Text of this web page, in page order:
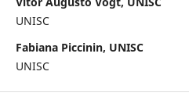
UNISC
Fabiana Piccinin, UNISC
UNISC